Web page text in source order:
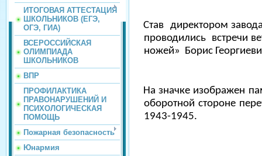
ИТОГОВАЯ АТТЕСТАЦИЯ
ШКОЛЬНИКОВ (ЕГЭ,
ОГЭ, ГИА)
ВСЕРОССИЙСКАЯ
ОЛИМПИАДА
ШКОЛЬНИКОВ
ВПР
ПРОФИЛАКТИКА
ПРАВОНАРУШЕНИЙ И
ПСИХОЛОГИЧЕСКАЯ
ПОМОЩЬ
Пожарная безопасность
Юнармия
Став директором
проводились встречи
ножей» Борис
На значке изображен
оборотной стороне
1943-1945.